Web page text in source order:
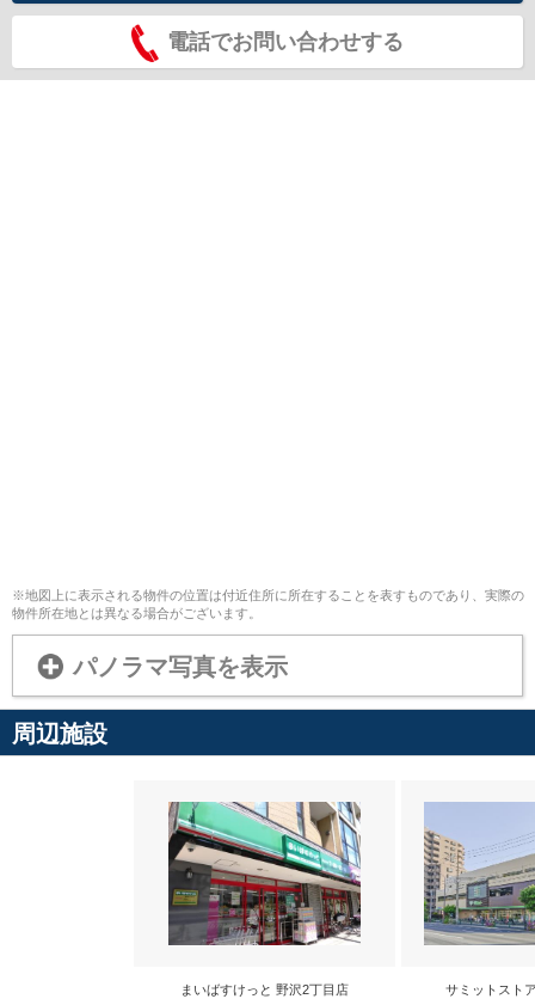
電話でお問い合わせする
※地図上に表示される物件の位置は付近住所に所在することを表すものであり、実際の
物件所在地とは異なる場合がございます。
パノラマ写真を表示
周辺施設
まいばすけっと 野沢2丁目店 サミットスト